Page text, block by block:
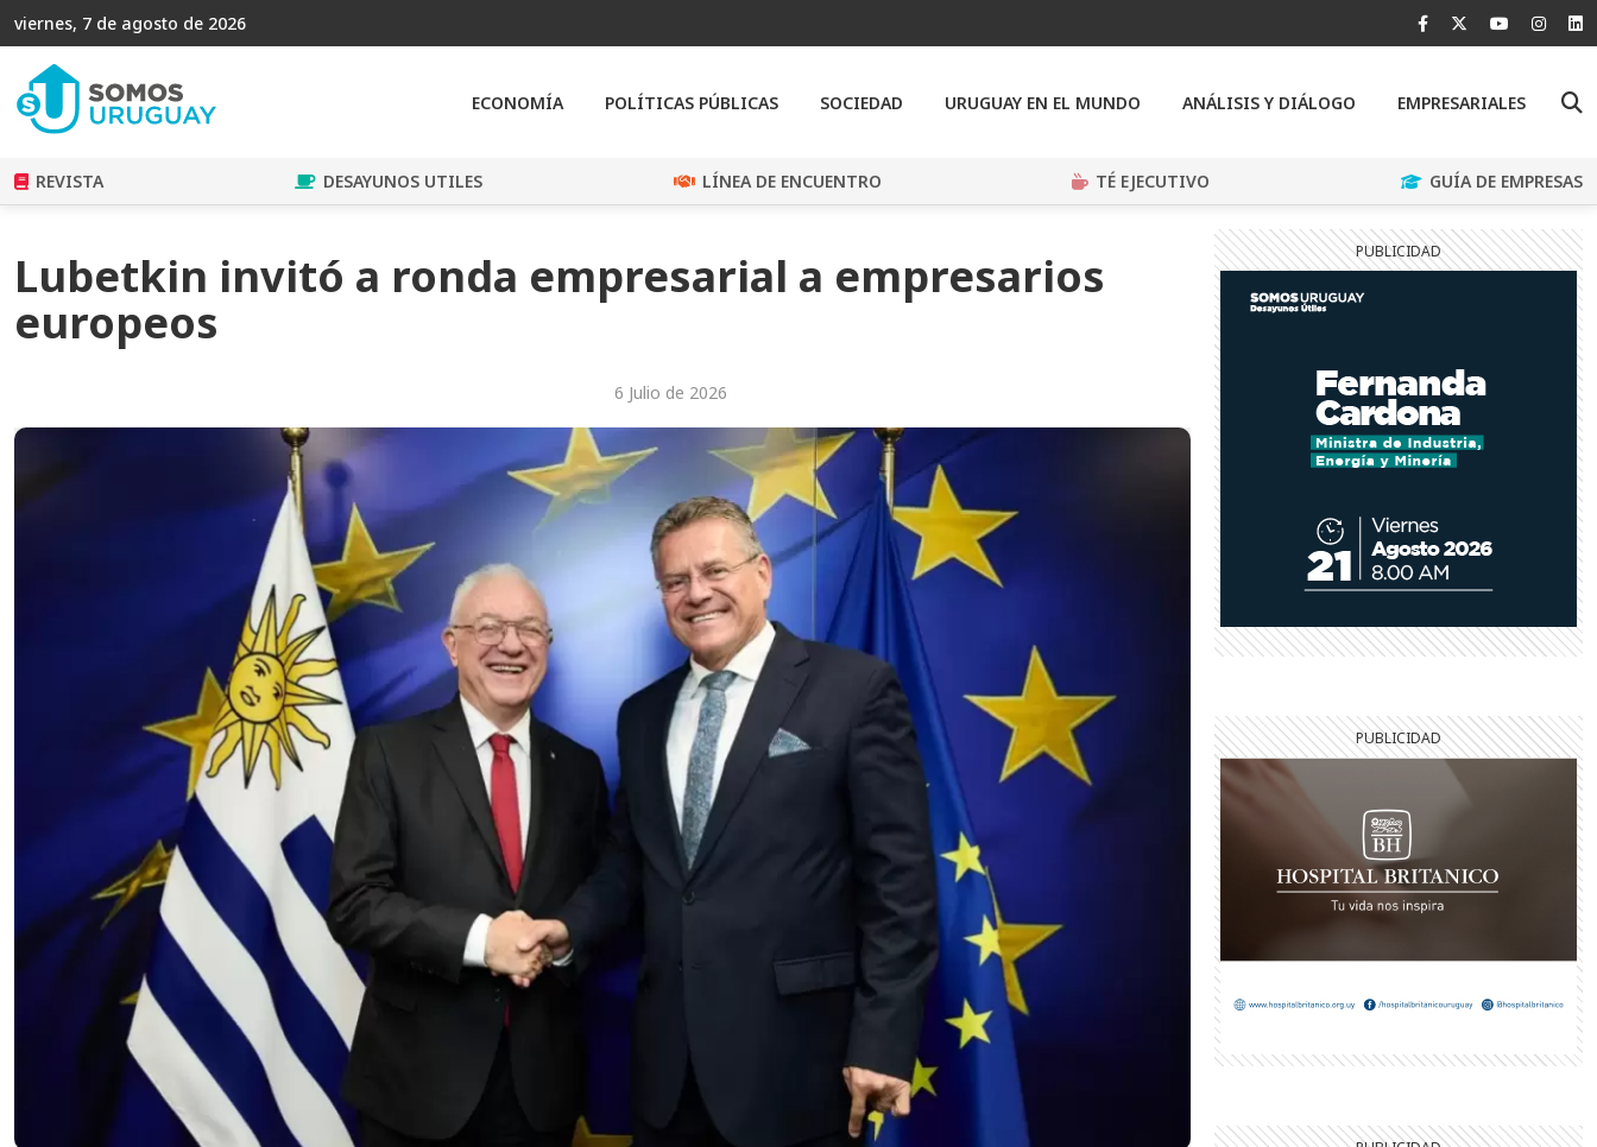
viernes, 7 de agosto de 2026
ECONOMÍA POLÍTICAS PÚBLICAS SOCIEDAD URUGUAY EN EL MUNDO ANÁLISIS Y DIÁLOGO EMPRESARIALES
REVISTA DESAYUNOS UTILES LÍNEA DE ENCUENTRO TÉ EJECUTIVO GUÍA DE EMPRESAS
Lubetkin invitó a ronda empresarial a empresarios
europeos
6 Julio de 2026